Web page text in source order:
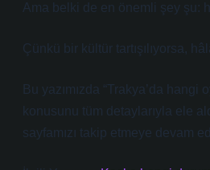
Ama belki de en önemli şey şu:
Çünkü bir kültür tartışılıyorsa,
Bu yazımızda “Trakya’da hangi
konusunu tüm detaylarıyla ele
sayfamızı takip etmeye devam